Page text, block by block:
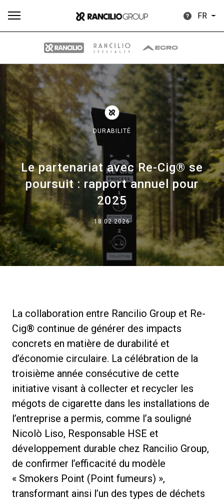
FR
DURABILITÉ
Le partenariat avec Re-Cig® se
poursuit : rapport annuel pour
2025
18.02.2026
La collaboration entre Rancilio Group et Re-
Cig® continue de générer des impacts
concrets en matière de durabilité et
d’économie circulaire. La célébration de la
troisième année consécutive de cette
initiative visant à collecter et recycler les
mégots de cigarette dans les installations de
l’entreprise a permis, comme l’a souligné
Nicolò Liso, Responsable HSE et
développement durable chez Rancilio Group,
de confirmer l’efficacité du modèle
« Smokers Point (Point fumeurs) »,
transformant ainsi l’un des types de déchets
Toutes Produits Nouvelles Télécharger
de
Our brands
Group
News
Nos laboratoires
Durabilité
Connect
Nous contacter